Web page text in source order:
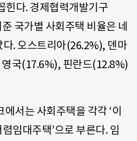
힌다. 경제협력개발기구
국가별 사회주택 비율은 네
. 오스트리아(26.2%), 덴마
국(17.6%), 핀란드(12.8%)
서는 사회주택을 각각 ‘이
렴임대주택’으로 부른다. 임